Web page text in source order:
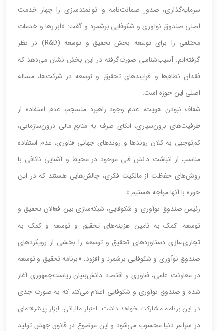
سرمایه‌گذاری، صدور ضمانت‌نامه و توانمندسازی را چهار خدمت
اصلی صندوق نوآوری و شکوفایی برشمرد و گفت: «ابزارها و خدمات
مختلفی را برای توسعه بخش تحقیق و توسعه (R&D) در نظر
گرفته‌ایم. آسیب‌شناسی صورت‌گرفته در این بخش نشان می‌دهد که
فقدان نظام‌ها و فرآیندهای تحقیق و توسعه در شرکت‌ها، مساله
اصلی این حوزه است.
شفاف نبودن هویت، عدم وجود راهبرد منسجم، عدم استفاده از
ظرفیت‌های برون‌سپاری، اتکای صرف به منابع مالی درون‌سازمانی،
کم‌توجهی به کلان روندها و روندهای جهانی فناوری، عدم استفاده
مناسب از انباشت دانش فنی موجود در محیط و آشنایی ناکافی با
روش‌های حفاظت از مالکیت فکری، چالش‌هایی هستند که در این
حوزه با آنها مواجه هستیم.»
رئیس صندوق نوآوری و شکوفایی، شبکه‌سازی بین فعالان تحقیق و
توسعه، کمک به تامین هزینه‌های تحقیق و توسعه و کمک به
تجاری‌سازی دستاوردهای تحقیق و توسعه را بخشی از رویکردهای
صندوق نوآوری و شکوفایی برشمرد و افزود: «برنامه تحقیق و توسعه
در معاونت علمی، فناوری و اقتصاد دانش‌بنیان ریاست‌جمهوری آغاز
شده و صندوق نوآوری و شکوفایی اعلام می‌کند که به صورت جدی
در این برنامه مشارکت خواهد داشت. اعتبار مالیاتی، ابزار پیشرفته‌ای
در سراسر دنیا محسوب می‌شود و این موضوع در قانون جهش تولید